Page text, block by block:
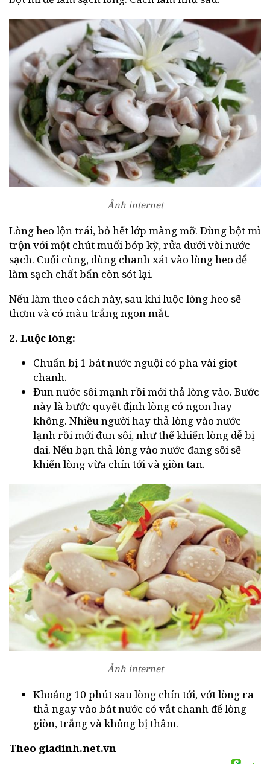
Ảnh internet
Lòng heo lộn trái, bỏ hết lớp màng mỡ. Dùng bột mì
trộn với một chút muối bóp kỹ, rửa dưới vòi nước
sạch. Cuối cùng, dùng chanh xát vào lòng heo để
làm sạch chất bẩn còn sót lại.
Nếu làm theo cách này, sau khi luộc lòng heo sẽ
thơm và có màu trắng ngon mắt.
2. Luộc lòng:
Chuẩn bị 1 bát nước nguội có pha vài giọt
chanh.
Đun nước sôi mạnh rồi mới thả lòng vào. Bước
này là bước quyết định lòng có ngon hay
không. Nhiều người hay thả lòng vào nước
lạnh rồi mới đun sôi, như thế khiến lòng dễ bị
dai. Nếu bạn thả lòng vào nước đang sôi sẽ
khiến lòng vừa chín tới và giòn tan.
Ảnh internet
Khoảng 10 phút sau lòng chín tới, vớt lòng ra
thả ngay vào bát nước có vắt chanh để lòng
giòn, trắng và không bị thâm.
Theo giadinh.net.vn